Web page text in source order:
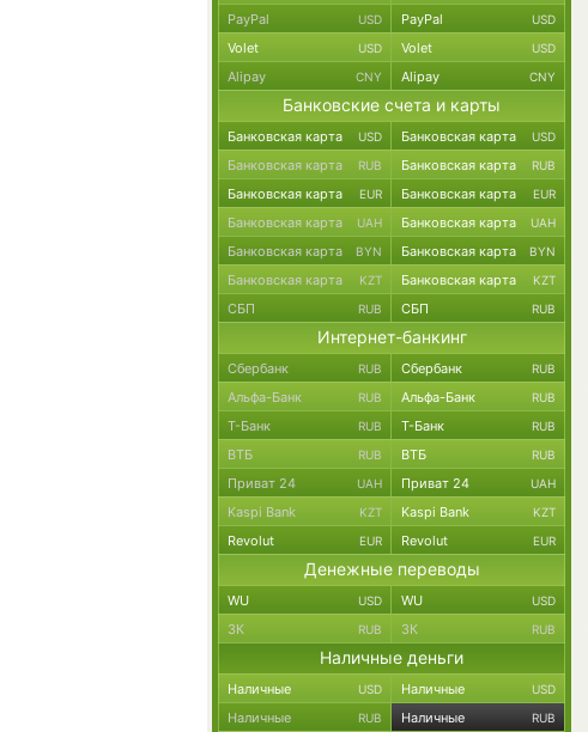
PayPal USD PayPal USD
Volet USD Volet USD
Alipay CNY Alipay CNY
Банковские счета и карты
Банковская карта USD Банковская карта USD
Банковская карта RUB Банковская карта RUB
Банковская карта EUR Банковская карта EUR
Банковская карта UAH Банковская карта UAH
Банковская карта BYN Банковская карта BYN
Банковская карта KZT Банковская карта KZT
СБП RUB СБП RUB
Интернет-банкинг
Сбербанк RUB Сбербанк RUB
Альфа-Банк RUB Альфа-Банк RUB
Т-Банк RUB Т-Банк RUB
ВТБ RUB ВТБ RUB
Приват 24 UAH Приват 24 UAH
Kaspi Bank KZT Kaspi Bank KZT
Revolut EUR Revolut EUR
Денежные переводы
WU USD WU USD
ЗК RUB ЗК RUB
Наличные деньги
Наличные USD Наличные USD
Наличные RUB Наличные RUB